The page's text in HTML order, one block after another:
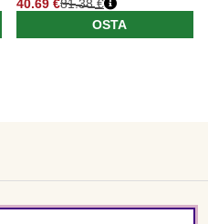
40.69 €81.38 €
OSTA